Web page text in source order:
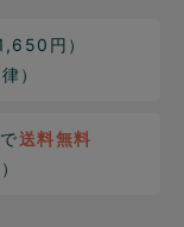
円）
）
送料無料